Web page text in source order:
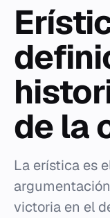
de la
La erística es
victoria en el